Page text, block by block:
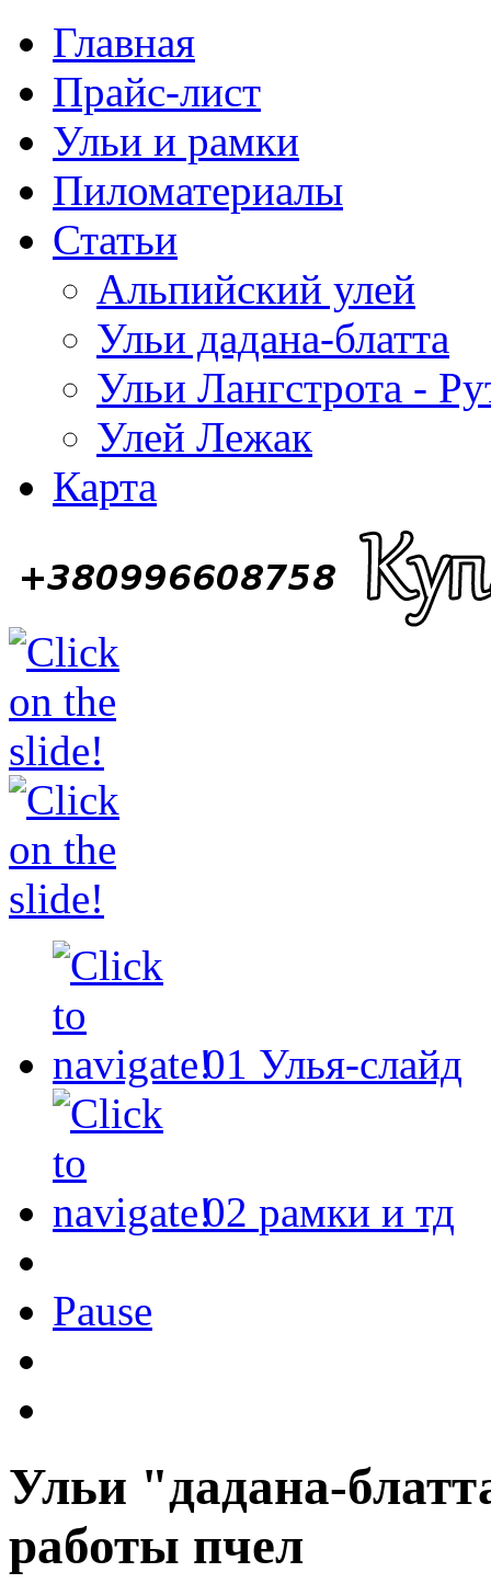
Главная
Прайс-лист
Ульи и рамки
Пиломатериалы
Статьи
Альпийский улей
Ульи дадана-блатта
Ульи Лангстрота -
Улей Лежак
Карта
01 Улья-слайд
02 рамки и тд
Pause
Ульи "дадана-
работы пчел